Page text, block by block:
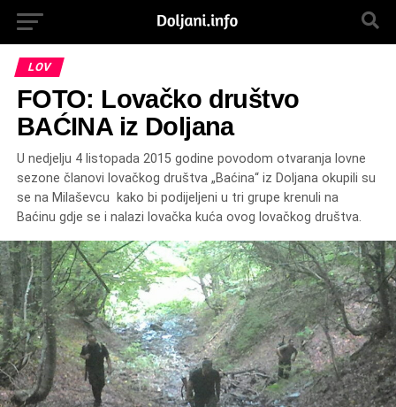
LOV
FOTO: Lovačko društvo
BAĆINA iz Doljana
U nedjelju 4 listopada 2015 godine povodom otvaranja lovne
sezone članovi lovačkog društva „Baćina“ iz Doljana okupili su
se na Milaševcu kako bi podijeljeni u tri grupe krenuli na
Baćinu gdje se i nalazi lovačka kuća ovog lovačkog društva.